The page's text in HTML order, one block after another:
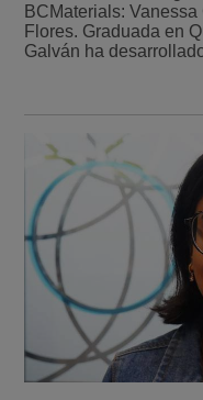
BCMaterials:
Flores. Graduada en
Galván ha